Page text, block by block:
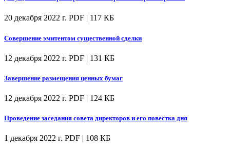
20 декабря 2022 г. PDF | 117 КБ
Совершение эмитентом существенной сделки
12 декабря 2022 г. PDF | 131 КБ
Завершение размещения ценных бумаг
12 декабря 2022 г. PDF | 124 КБ
Проведение заседания совета директоров и его повестка дня
1 декабря 2022 г. PDF | 108 КБ